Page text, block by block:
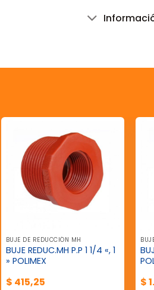
BUJE DE REDUCCIÓN MH
BUJE REDUC.MH P.P 1 1/4 «, 1
» POLIMEX
$ 415,25 $